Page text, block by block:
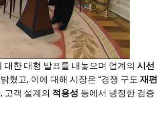
대한 대형 발표를 내놓으며 업계의 시선
혔고, 이에 대해 시장은 “경쟁 구도 재편
, 고객 설계의 적용성 등에서 냉정한 검증